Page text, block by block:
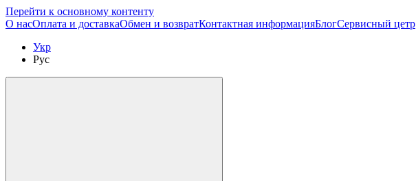
Перейти к основному контенту
О насОплата и доставкаОбмен и возвратКонтактная информацияБлогСервисный цетр
Укр
Рус